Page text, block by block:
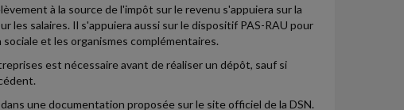
à la source de l'impôt sur le revenu s'appuiera sur la
les salaires. Il s'appuiera aussi sur le dispositif PAS-RAU pour
et les organismes complémentaires.
est nécessaire avant de réaliser un dépôt, sauf si
une documentation proposée sur le site officiel de la DSN.